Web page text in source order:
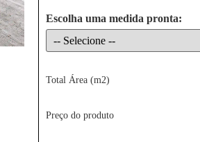
Escolha uma medida pronta:
Total Área (m2)
Preço do produto